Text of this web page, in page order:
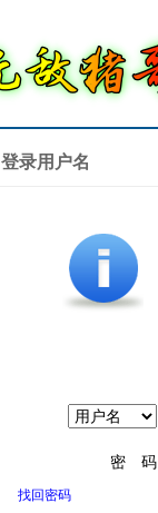
登录用户名
密 码
找回密码